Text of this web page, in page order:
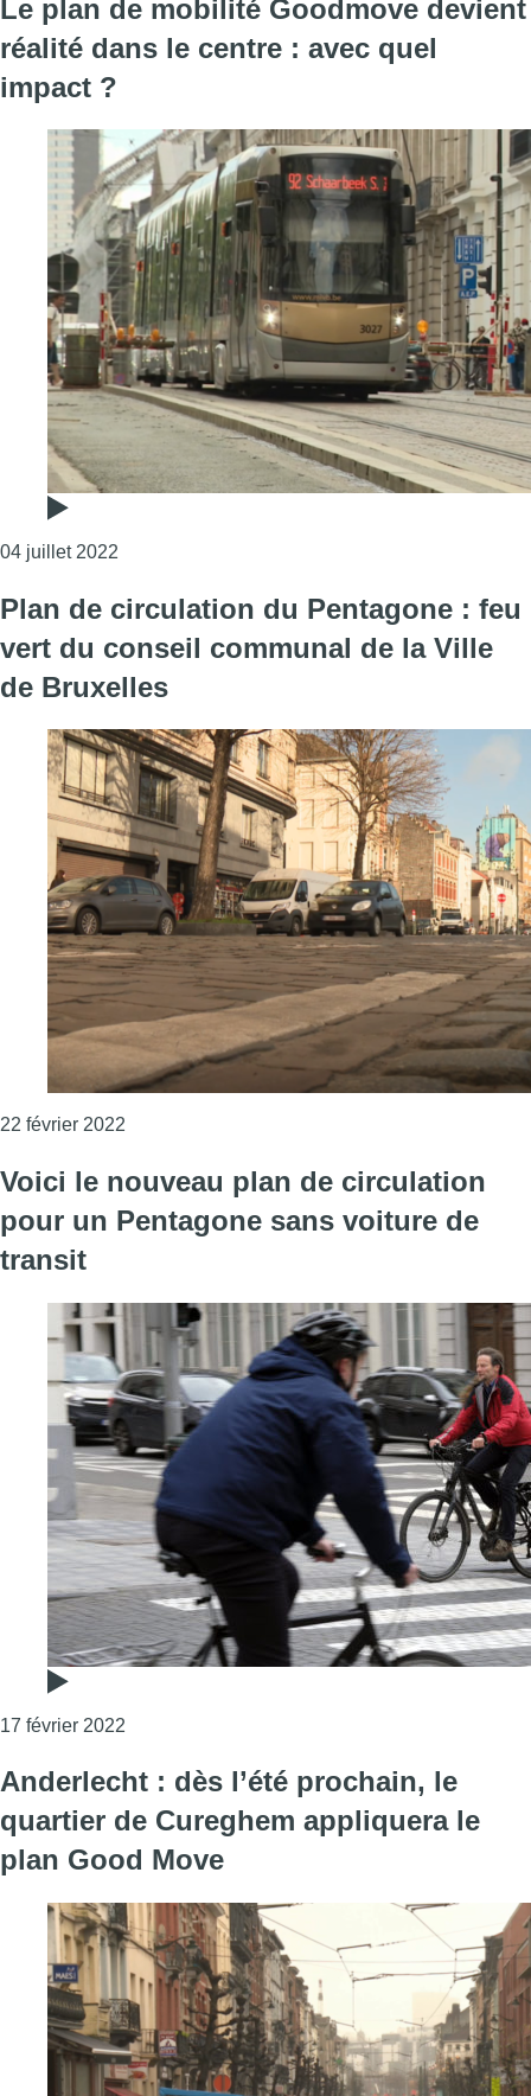
Le plan de mobilité Goodmove devient
réalité dans le centre : avec quel
impact ?
04 juillet 2022
Plan de circulation du Pentagone : feu
vert du conseil communal de la Ville
de Bruxelles
22 février 2022
Voici le nouveau plan de circulation
pour un Pentagone sans voiture de
transit
17 février 2022
Anderlecht : dès l’été prochain, le
quartier de Cureghem appliquera le
plan Good Move